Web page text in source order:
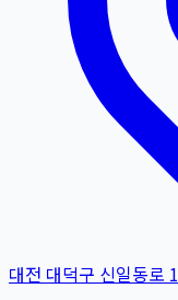
대전 대덕구 신일동로 1